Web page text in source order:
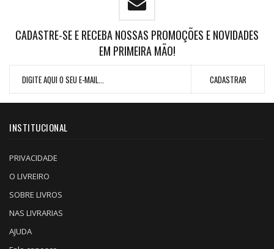
CADASTRE-SE E RECEBA NOSSAS PROMOÇÕES E NOVIDADES
EM PRIMEIRA MÃO!
INSTITUCIONAL
PRIVACIDADE
O LIVREIRO
SOBRE LIVROS
NAS LIVRARIAS
AJUDA